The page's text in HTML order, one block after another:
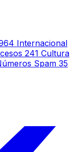
Internacional
241 Cultura
Spam 35